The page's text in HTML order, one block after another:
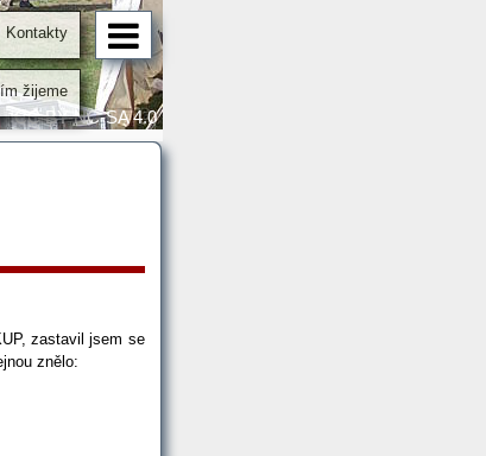
Kontakty
žijeme
CC BY-NC-SA 4.0
zastavil jsem se
znělo: